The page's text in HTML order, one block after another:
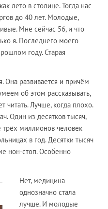
лето в столице. Тогда нас
до 40 лет. Молодые,
Мне сейчас 56, и что
я. Последнего моего
году. Старая
Она развивается и причём
об этом рассказывать,
читать. Лучше, когда плохо.
Один из десятков тысяч,
миллионов человек
в год. Десятки тысяч
нон-стоп. Особенно
Нет, медицина
однозначно стала
лучше. И молодые